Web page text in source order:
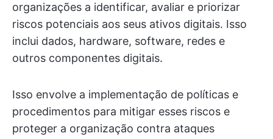
organizações a identificar, avaliar e priorizar
riscos potenciais aos seus ativos digitais. Isso
inclui dados, hardware, software, redes e
outros componentes digitais.
Isso envolve a implementação de políticas e
procedimentos para mitigar esses riscos e
proteger a organização contra ataques